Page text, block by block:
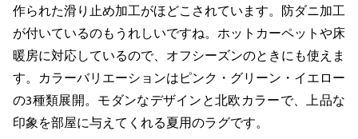
作られた滑り止め加工がほどこされています。防ダニ加工
が付いているのもうれしいですね。ホットカーペットや床
暖房に対応しているので、オフシーズンのときにも使えま
す。カラーバリエーションはピンク・グリーン・イエロー
の3種類展開。モダンなデザインと北欧カラーで、上品な
印象を部屋に与えてくれる夏用のラグです。